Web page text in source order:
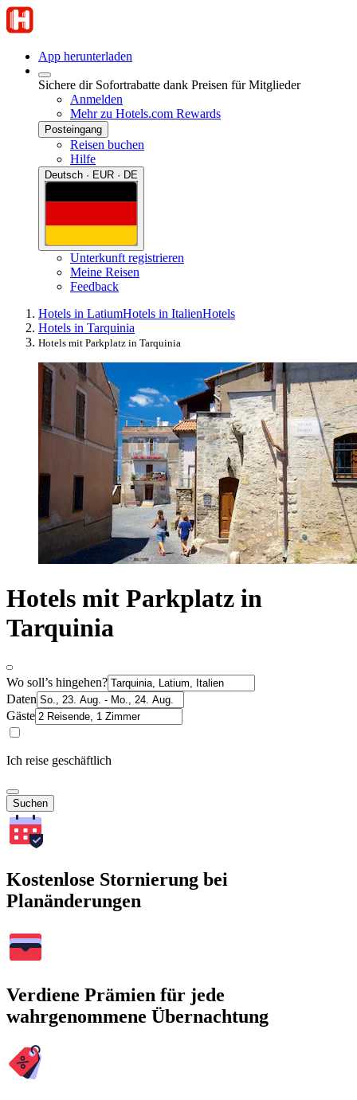
App herunterladen
Sichere dir Sofortrabatte dank Preisen für Mitglieder
Anmelden
Mehr zu Hotels.com Rewards
Posteingang
Reisen buchen
Hilfe
Deutsch · EUR · DE
Unterkunft registrieren
Meine Reisen
Feedback
Hotels in LatiumHotels in ItalienHotels
Hotels in Tarquinia
Hotels mit Parkplatz in Tarquinia
Hotels mit Parkplatz in
Tarquinia
Wo soll’s hingehen?
Daten
Gäste
Ich reise geschäftlich
Suchen
Kostenlose Stornierung bei
Planänderungen
Verdiene Prämien für jede
wahrgenommene Übernachtung